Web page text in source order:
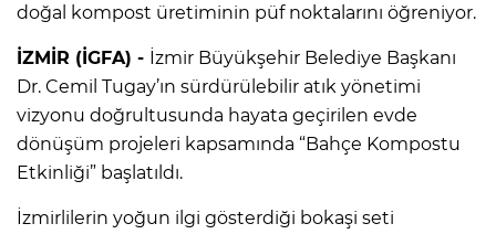
doğal kompost üretiminin püf noktalarını öğreniyor.
İZMİR (İGFA) - İzmir Büyükşehir Belediye Başkanı
Dr. Cemil Tugay’ın sürdürülebilir atık yönetimi
vizyonu doğrultusunda hayata geçirilen evde
dönüşüm projeleri kapsamında “Bahçe Kompostu
Etkinliği” başlatıldı.
İzmirlilerin yoğun ilgi gösterdiği bokaşi seti